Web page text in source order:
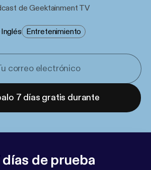
de Geektainment TV
Inglés Entretenimiento
7 días gratis durante
de prueba